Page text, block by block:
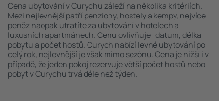
Cena ubytování v Curychu záleží na několika kritériích.
Mezi nejlevnější patří penziony, hostely a kempy, nejvíce
peněz naopak utratíte za ubytování v hotelech a
luxusních apartmánech. Cenu ovlivňuje i datum, délka
pobytu a počet hostů. Curych nabízí levné ubytování po
celý rok, nejlevnější je však mimo sezónu. Cena je nižší i v
případě, že jeden pokoj rezervuje větší počet hostů nebo
pobyt v Curychu trvá déle než týden.